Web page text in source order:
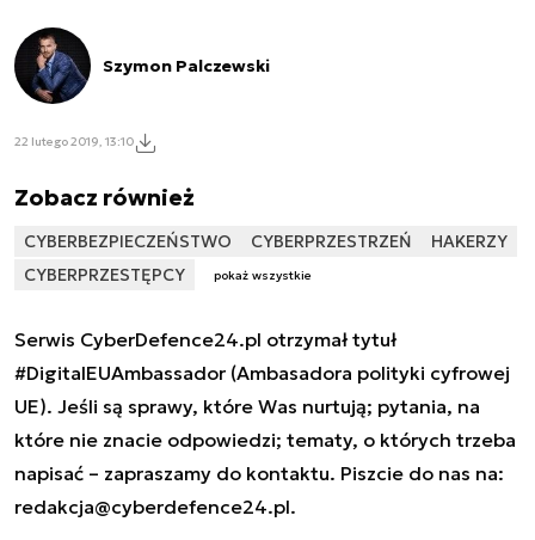
Szymon Palczewski
22 lutego 2019, 13:10
Zobacz również
CYBERBEZPIECZEŃSTWO CYBERPRZESTRZEŃ
HAKERZY
CYBERPRZESTĘPCY
pokaż wszystkie
Serwis CyberDefence24.pl otrzymał tytuł
#DigitalEUAmbassador (Ambasadora polityki cyfrowej
UE). Jeśli są sprawy, które Was nurtują; pytania, na
które nie znacie odpowiedzi; tematy, o których trzeba
napisać – zapraszamy do kontaktu. Piszcie do nas na:
redakcja@cyberdefence24.pl.